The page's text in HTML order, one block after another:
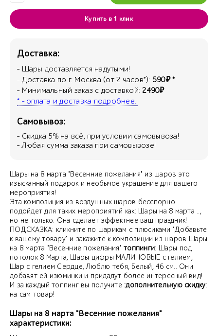
Купить в 1 клик
Доставка:
- Шары доставляется надутыми!
- Доставка по г. Москва (от 2 часов*): 590₽ *
- Минимальный заказ с доставкой:2490₽
* - оплата и доставка подробнее..
Самовывоз:
- Скидка 5% на всё, при условии самовывоза!
- Любая сумма заказа при самовывозе!
Шары на 8 марта "Весенние пожелания" из шаров это
изысканный подарок и необычое украшение для вашего
мероприятия!
Эта композиция из воздушных шаров бесспорно
подойдет для таких мероприятий как: Шары на 8 марта ..,
но не только. Она сделает эффектнее ваш праздник!
ПОДСКАЗКА: кликните по шарикам с плюсиками "Добавьте
к вашему товару" и закажите к композиции из шаров Шары
на 8 марта "Весенние пожелания" топпинги: Шары под
потолок 8 Марта, Шары цифры МАЛИНОВЫЕ с гелием,
Шар с гелием Сердце, Люблю тебя, Белый, 46 см.. Они
добавят ей изюминки и придадут более интересный вид!
И за каждый топпинг вы получите :дополнительную скидку:
на сам товар!
Шары на 8 марта "Весенние пожелания"
характеристики: